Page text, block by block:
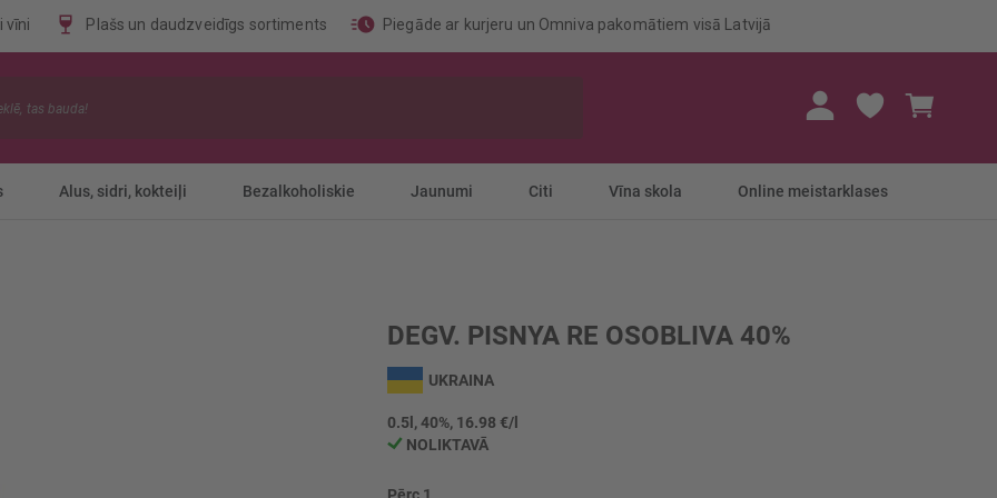
vīni Plašs un daudzveidīgs sortiments Piegāde ar kurjeru un Omniva pakomātiem visā Latvijā
Alus, sidri, kokteiļi Bezalkoholiskie Jaunumi Citi Vīna skola Online meistarklases
DEGV. PISNYA RE OSOBLIVA 40%
UKRAINA
0.5l, 40%, 16.98 €/l
NOLIKTAVĀ